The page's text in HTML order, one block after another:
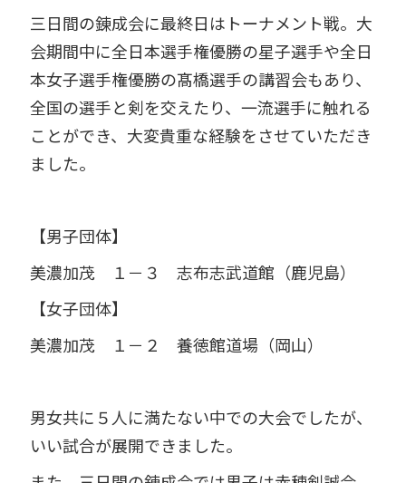
三日間の錬成会に最終日はトーナメント戦。大
会期間中に全日本選手権優勝の星子選手や全日
本女子選手権優勝の髙橋選手の講習会もあり、
全国の選手と剣を交えたり、一流選手に触れる
ことができ、大変貴重な経験をさせていただき
ました。
【男子団体】
美濃加茂 １－３ 志布志武道館（鹿児島）
【女子団体】
美濃加茂 １－２ 養徳館道場（岡山）
男女共に５人に満たない中での大会でしたが、
いい試合が展開できました。